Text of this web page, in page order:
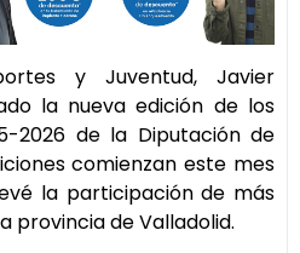
y Juventud, Javier
la nueva edición de los
2026 de la Diputación de
comienzan este mes
la participación de más
provincia de Valladolid.